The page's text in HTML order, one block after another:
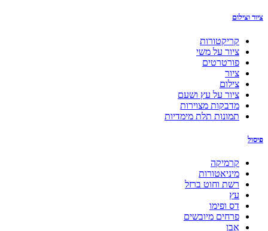
ציור וצילום
קריקטורות
ציור על משי
פורטרטים
ציור
צילום
ציור על עץ ושעם
מדבקות מצוירות
תמונות תלת מימדיות
פיסול
קרמיקה
מיניאטורות
רשת וחוט ברזל
עץ
דס ופימו
פרחים מיובשים
אבן